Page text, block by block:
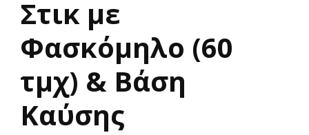
Στικ με
Φασκόμηλο (60
τμχ) & Βάση
Καύσης